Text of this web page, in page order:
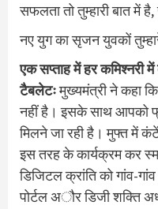
सफलता तो तुम्हारी बात में
नए युग का सृजन युवकों
एक सप्ताह में हर कमिश्नरी
टैबलेटःमुख्यमंत्री ने कहा
नहीं है। इसके साथ आपको
मिलने जा रही है। मुफ्त में
इस तरह के कार्यक्रम कर
डिजिटल क्रांति को गांव-
पोर्टल अौर डिजी शक्ति